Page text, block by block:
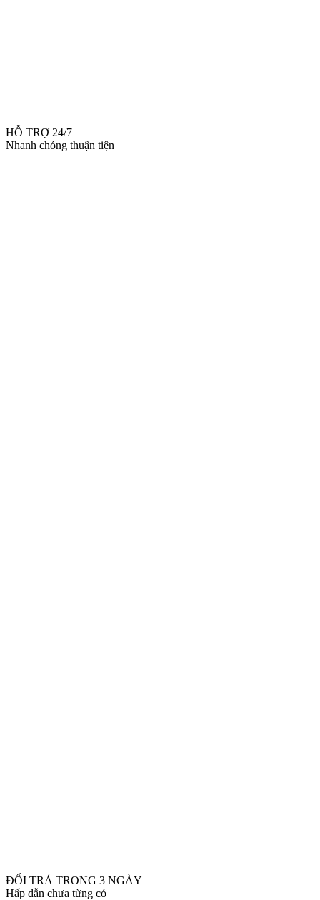
HỖ TRỢ 24/7
Nhanh chóng thuận tiện
ĐỔI TRẢ TRONG 3 NGÀY
Hấp dẫn chưa từng có